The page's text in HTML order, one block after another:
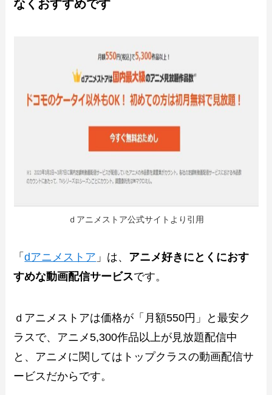
なくおすすめです
ｄアニメストア公式サイトより引用
「dアニメストア 」は、 アニメ好きにとくにおす
すめな動画配信サービスです。
ｄアニメストアは価格が「月額550円」と最安ク
ラスで、アニメ5,300作品以上が見放題配信中
と、アニメに関してはトップクラスの動画配信サ
ービスだからです。